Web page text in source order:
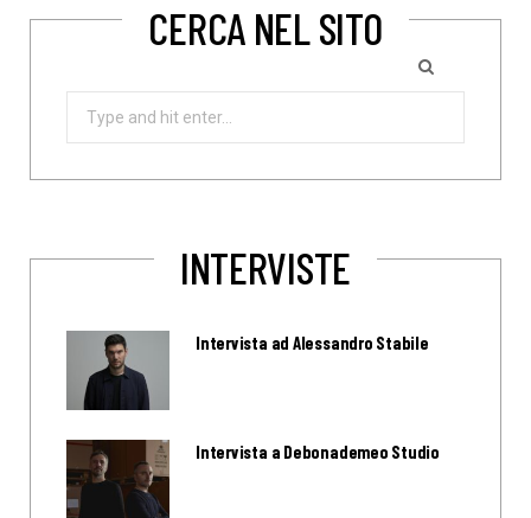
CERCA NEL SITO
Search
INTERVISTE
Intervista ad Alessandro Stabile
Intervista a Debonademeo Studio